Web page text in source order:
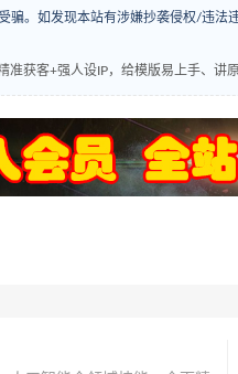
骗。如发现本站有涉嫌抄袭侵权/违法
准获客+强人设IP，给模版易上手、讲